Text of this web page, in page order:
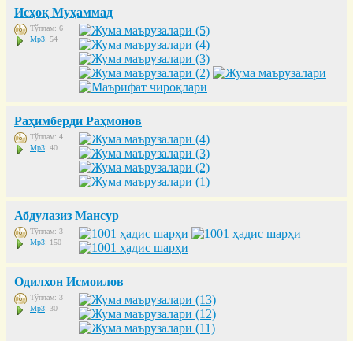
Исҳоқ Муҳаммад
Тўплам: 6
Mp3: 54
Раҳимберди Раҳмонов
Тўплам: 4
Mp3: 40
Абдулазиз Мансур
Тўплам: 3
Mp3: 150
Одилхон Исмоилов
Тўплам: 3
Mp3: 30